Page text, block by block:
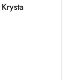
35cl - Verre Krysta